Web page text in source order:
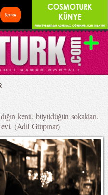
kenti, büyüdüğün sokakları,
evi. (Adil Gürpınar)